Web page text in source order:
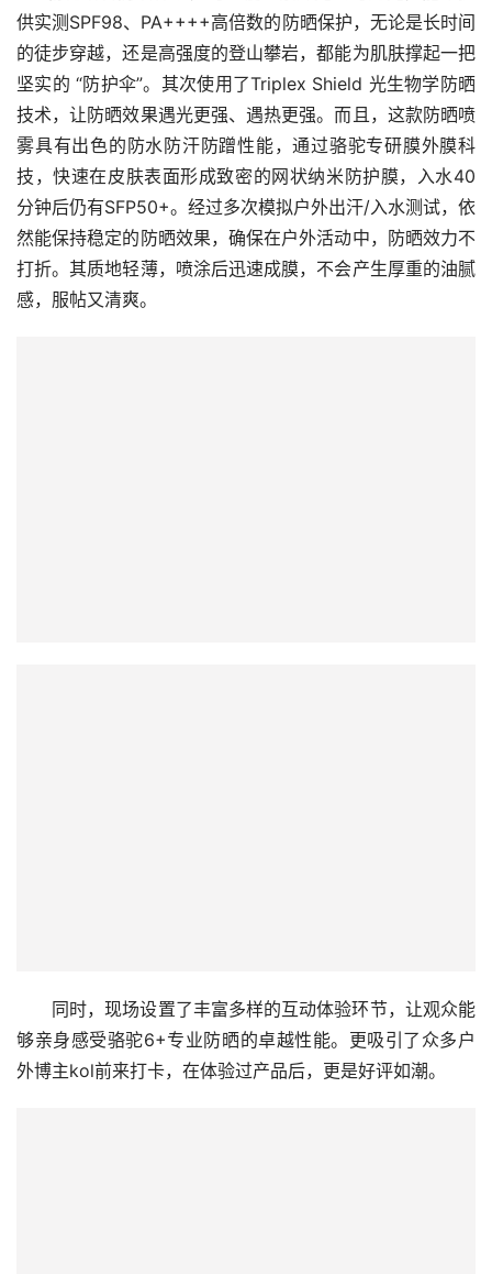
9重物化结合防晒体系，可以覆盖紫外光到可见光，能够提
供实测SPF98、PA++++高倍数的防晒保护，无论是长时间
的徒步穿越，还是高强度的登山攀岩，都能为肌肤撑起一把
坚实的 “防护伞”。其次使用了Triplex Shield 光生物学防晒
技术，让防晒效果遇光更强、遇热更强。而且，这款防晒喷
雾具有出色的防水防汗防蹭性能，通过骆驼专研膜外膜科
技，快速在皮肤表面形成致密的网状纳米防护膜，入水40
分钟后仍有SFP50+。经过多次模拟户外出汗/入水测试，依
然能保持稳定的防晒效果，确保在户外活动中，防晒效力不
打折。其质地轻薄，喷涂后迅速成膜，不会产生厚重的油腻
同时，现场设置了丰富多样的互动体验环节，让观众能
够亲身感受骆驼6+专业防晒的卓越性能。更吸引了众多户